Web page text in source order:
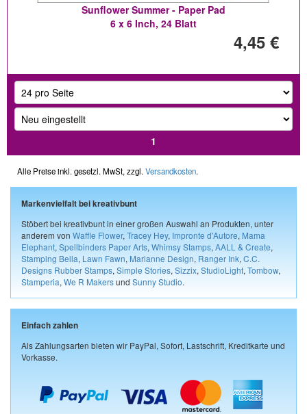
Sunflower Summer - Paper Pad
6 x 6 Inch, 24 Blatt
4,45 €
1
Alle Preise inkl. gesetzl. MwSt, zzgl. Versandkosten.
Markenvielfalt bei kreativbunt
Stöbert bei kreativbunt in einer großen Auswahl an Produkten, unter
anderem von Waffle Flower, Tracey Hey, Impronte d'Autore, Mama
Elephant, Spellbinders Paper Arts, Whimsy Stamps, AALL & Create,
Stamping Bella, Lawn Fawn, Marianne Design, Ranger Ink, C.C.
Designs Rubber Stamps, Simple Stories, Sizzix, StudioLight, Tombow,
Stamperia, We R Makersund Sunny Studio.
Einfach zahlen
Als Zahlungsarten bieten wir PayPal, Sofort, Lastschrift, Kreditkarte und
Vorkasse.